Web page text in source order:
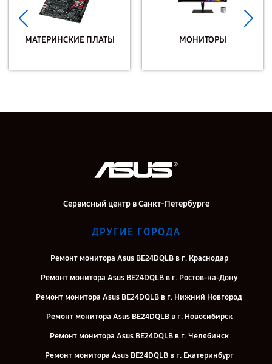
МАТЕРИНСКИЕ ПЛАТЫ МОНИТОРЫ
Сервисный центр в Санкт-Петербурге
ДРУГИЕ ГОРОДА
Ремонт монитора Asus BE24DQLB в г. Краснодар
Ремонт монитора Asus BE24DQLB в г. Ростов-на-Дону
Ремонт монитора Asus BE24DQLB в г. Нижний Новгород
Ремонт монитора Asus BE24DQLB в г. Новосибирск
Ремонт монитора Asus BE24DQLB в г. Челябинск
Ремонт монитора Asus BE24DQLB в г. Екатеринбург